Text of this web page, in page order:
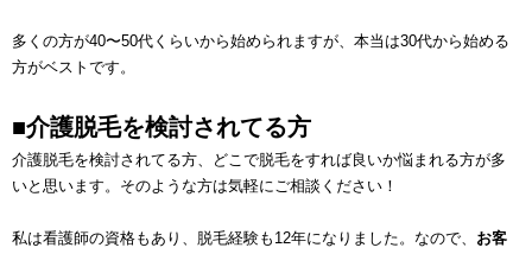
多くの方が40〜50代くらいから始められますが、本当は30代から始める
方がベストです。
■介護脱毛を検討されてる方
介護脱毛を検討されてる方、どこで脱毛をすれば良いか悩まれる方が多
いと思います。そのような方は気軽にご相談ください！
私は看護師の資格もあり、脱毛経験も12年になりました。なので、 お客